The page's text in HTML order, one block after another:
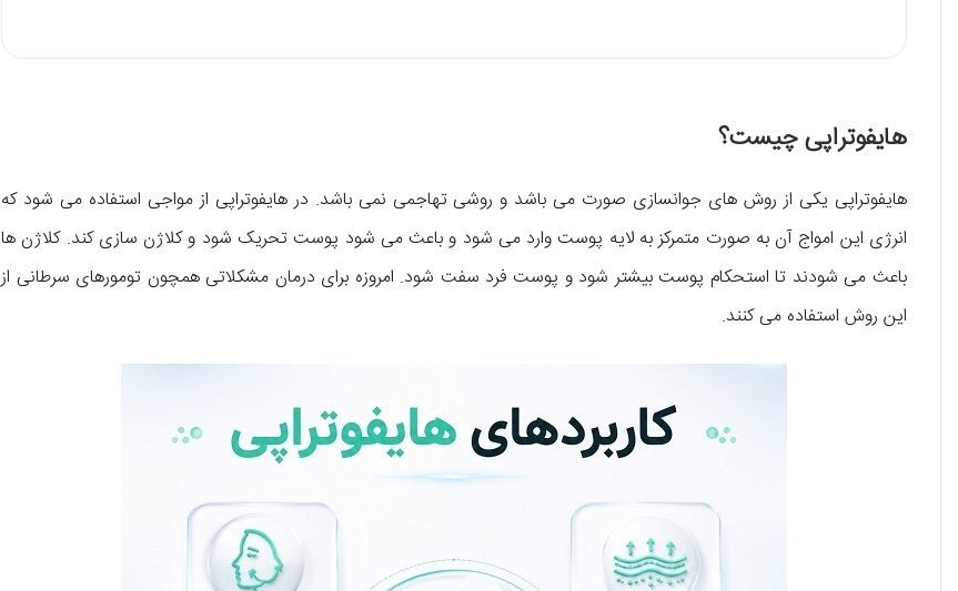
هایفوتراپی چیست؟
هایفوتراپی یکی از روش های جوانسازی صورت می باشد و روشی تهاجمی نمی باشد. در هایفوتراپی از مواجی استفاده می شود که
انرژی این امواج آن به صورت متمرکز به لایه پوست وارد می شود و باعث می شود پوست تحریک شود و کلاژن سازی کند. کلاژن ها
باعث می شودند تا استحکام پوست بیشتر شود و پوست فرد سفت شود. امروزه برای درمان مشکلاتی همچون تومورهای سرطانی از
این روش استفاده می کنند.